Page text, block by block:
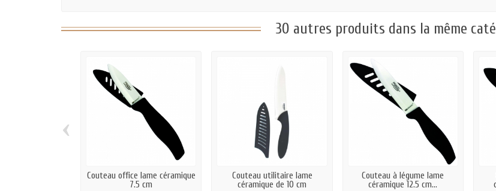
30 autres produits dans la même
Couteau office lame céramique
7.5 cm
Couteau utilitaire lame
céramique de 10 cm
Couteau à légume lame
céramique 12.5 cm...
‹